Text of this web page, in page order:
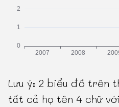
Lưu ý: 2 biểu đồ trên
tất cả họ tên 4 chữ